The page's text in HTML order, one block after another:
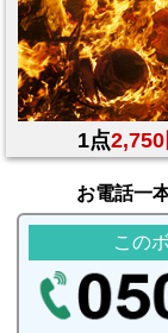
1点2,750
お電話一
この